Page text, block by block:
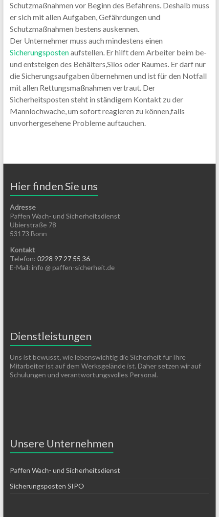
Schutzmaßnahmen vor Beginn des Befahrens. Deshalb muss
er sich mit allen Aufgaben, Gefährdungen und
Schutzmaßnahmen bestens auskennen.
Der Unternehmer muss auch mindestens einen
Sicherungspostenaufstellen. Er hilft dem Arbeiter beim be-
und entsteigen des Behälters,Silos oder Raumes. Er darf nur
die Sicherungsaufgaben übernehmen und ist für den Notfall
mit allen Rettungsmaßnahmen vertraut. Der
Sicherheitsposten steht in ständigem Kontakt zu der
Mannlochwache, um sofort reagieren zu können,falls
unvorhergesehene Probleme auftauchen.
Hier finden Sie uns
Adresse
Paffen Wach- und Sicherheitsdienst
Ubierstraße 78
53173 Bonn
Kontakt
Telefon: 0228 97 27 55 36
E-Mail: info @ paffen-sicherheit.de
Dienstleistungen
Uns ist bewusst, wie lebenswichtig die Sicherheit für Ihre
Mitarbeiter ist auf dem Werksgelände ist. Daher setzen wir auf
Schulungen und verantwortungsvolles Personal.
Unsere Unternehmen
Paffen Wach- und Sicherheitsdienst
Sicherungsposten SIPO